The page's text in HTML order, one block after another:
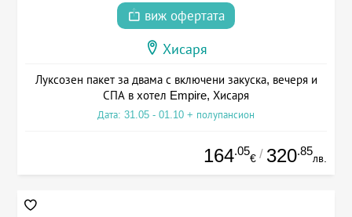
виж офертата
Хисаря
Луксозен пакет за двама с включени закуска, вечеря и
СПА в хотел Empire, Хисаря
Дата: 31.05 - 01.10 + полупансион
164.05
€ / 320.85
лв.